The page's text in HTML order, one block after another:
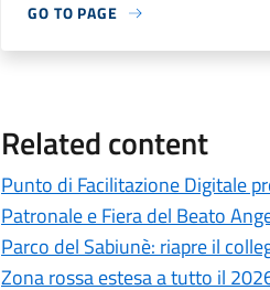
GO TO PAGE
Related content
Punto di Facilitazione Digitale
Patronale e Fiera del Beato
Parco del Sabiunè: riapre il
Zona rossa estesa a tutto il